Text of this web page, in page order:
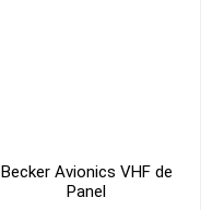
Becker Avionics VHF de
Panel